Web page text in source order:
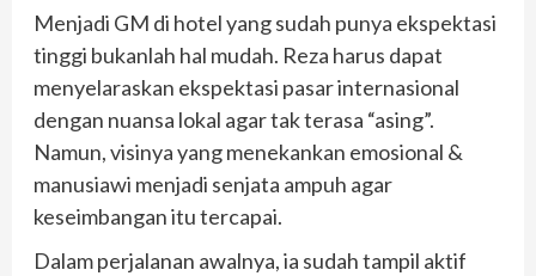
Menjadi GM di hotel yang sudah punya ekspektasi
tinggi bukanlah hal mudah. Reza harus dapat
menyelaraskan ekspektasi pasar internasional
dengan nuansa lokal agar tak terasa “asing”.
Namun, visinya yang menekankan emosional &
manusiawi menjadi senjata ampuh agar
keseimbangan itu tercapai.
Dalam perjalanan awalnya, ia sudah tampil aktif